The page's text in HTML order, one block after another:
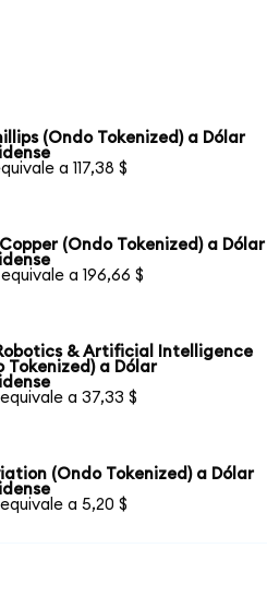
(Ondo Tokenized) a Dólar
a 117,38 $
(Ondo Tokenized) a Dólar
a 196,66 $
& Artificial Intelligence
Tokenized) a Dólar
a 37,33 $
(Ondo Tokenized) a Dólar
a 5,20 $